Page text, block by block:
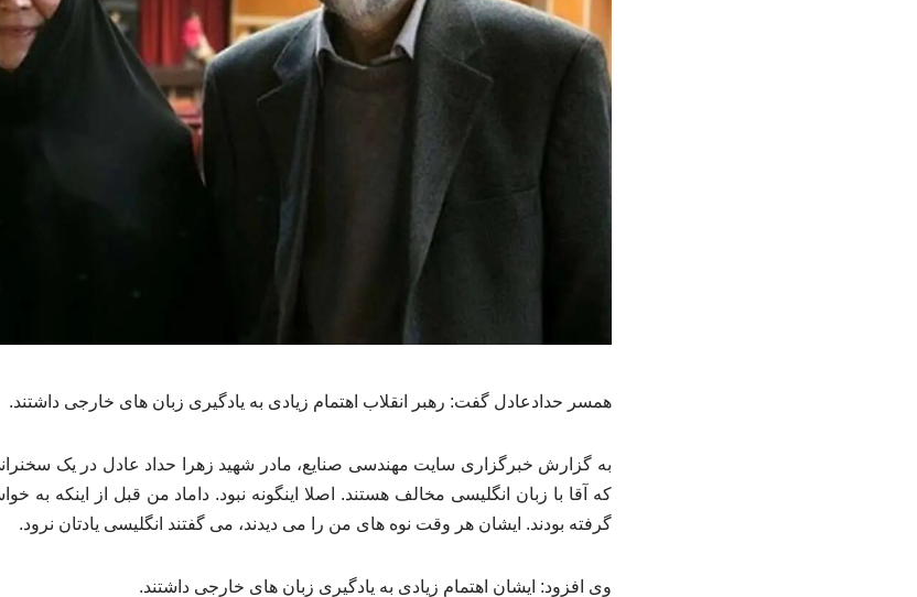
همسر حدادعادل گفت: رهبر انقلاب اهتمام زیادی به یادگیری زبان های خارجی داشتند.
به گزارش خبرگزاری سایت مهندسی صنایع، مادر شهید زهرا حداد عادل در یک
که آقا با زبان انگلیسی مخالف هستند. اصلا اینگونه نبود. داماد من قبل از اینکه به
گرفته بودند. ایشان هر وقت نوه های من را می دیدند، می گفتند انگلیسی یادتان نرود.
وی افزود: ایشان اهتمام زیادی به یادگیری زبان های خارجی داشتند.